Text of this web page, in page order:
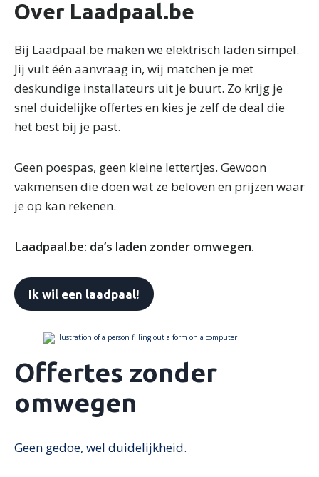
verzameld op basis van uw gebruik van hun services.
Over Laadpaal.be
Bij Laadpaal.be maken we elektrisch laden simpel.
Jij vult één aanvraag in, wij matchen je met
deskundige installateurs uit je buurt. Zo krijg je
snel duidelijke offertes en kies je zelf de deal die
het best bij je past.
Geen poespas, geen kleine lettertjes. Gewoon
vakmensen die doen wat ze beloven en prijzen waar
je op kan rekenen.
Laadpaal.be: da’s laden zonder omwegen.
Ik wil een laadpaal!
Offertes zonder
omwegen
Geen gedoe, wel duidelijkheid.